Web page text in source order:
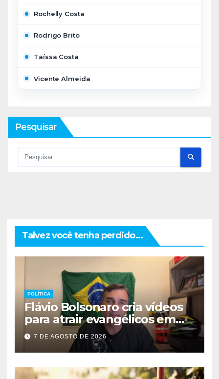
Rochelly Costa
Rodrigo Brito
Taíssa Costa
Vicente Almeida
Pesquisar
Talvez você tenha perdido...
POLÍTICA
Flávio Bolsonaro cria vídeos
para atrair evangélicos em
campanha
7 DE AGOSTO DE 2026